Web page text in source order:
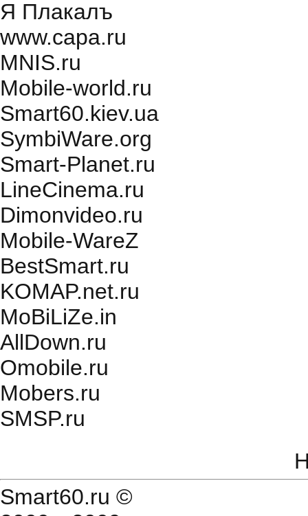
Я Плакалъ
www.capa.ru
MNIS.ru
Mobile-world.ru
Smart60.kiev.ua
SymbiWare.org
Smart-Planet.ru
LineCinema.ru
Dimonvideo.ru
Mobile-WareZ
BestSmart.ru
KOMAP.net.ru
MoBiLiZe.in
AllDown.ru
Оmobile.ru
Mobers.ru
SMSP.ru
Smart60.ru ©